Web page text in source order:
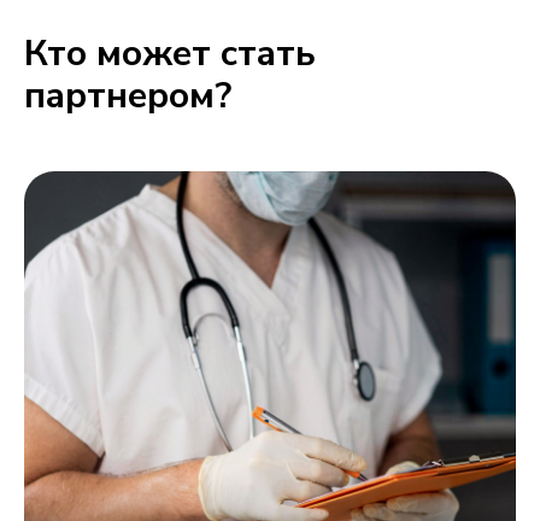
Кто может стать
партнером?